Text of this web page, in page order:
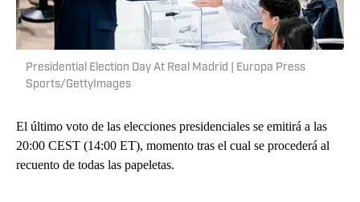
Presidential Election Day At Real Madrid | Europa Press
Sports/GettyImages
El último voto de las elecciones presidenciales se emitirá a las
20:00 CEST (14:00 ET), momento tras el cual se procederá al
recuento de todas las papeletas.